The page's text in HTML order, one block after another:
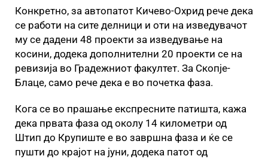
Конкретно, за автопатот Кичево-Охрид рече дека
се работи на сите делници и оти на изведувачот
му се дадени 48 проекти за изведување на
косини, додека дополнителни 20 проекти се на
ревизија во Градежниот факултет. За Скопје-
Блаце, само рече дека е во почетка фаза.
Кога се во прашање експресните патишта, кажа
дека првата фаза од околу 14 километри од
Штип до Крупиште е во завршна фаза и ќе се
пушти до крајот на јуни, додека патот од